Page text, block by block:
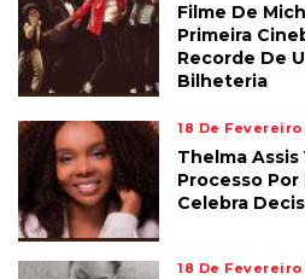
Filme De
Primeira
Recorde De
Bilheteria
18 De
Thelma Assis
Processo Por
Celebra
18 De